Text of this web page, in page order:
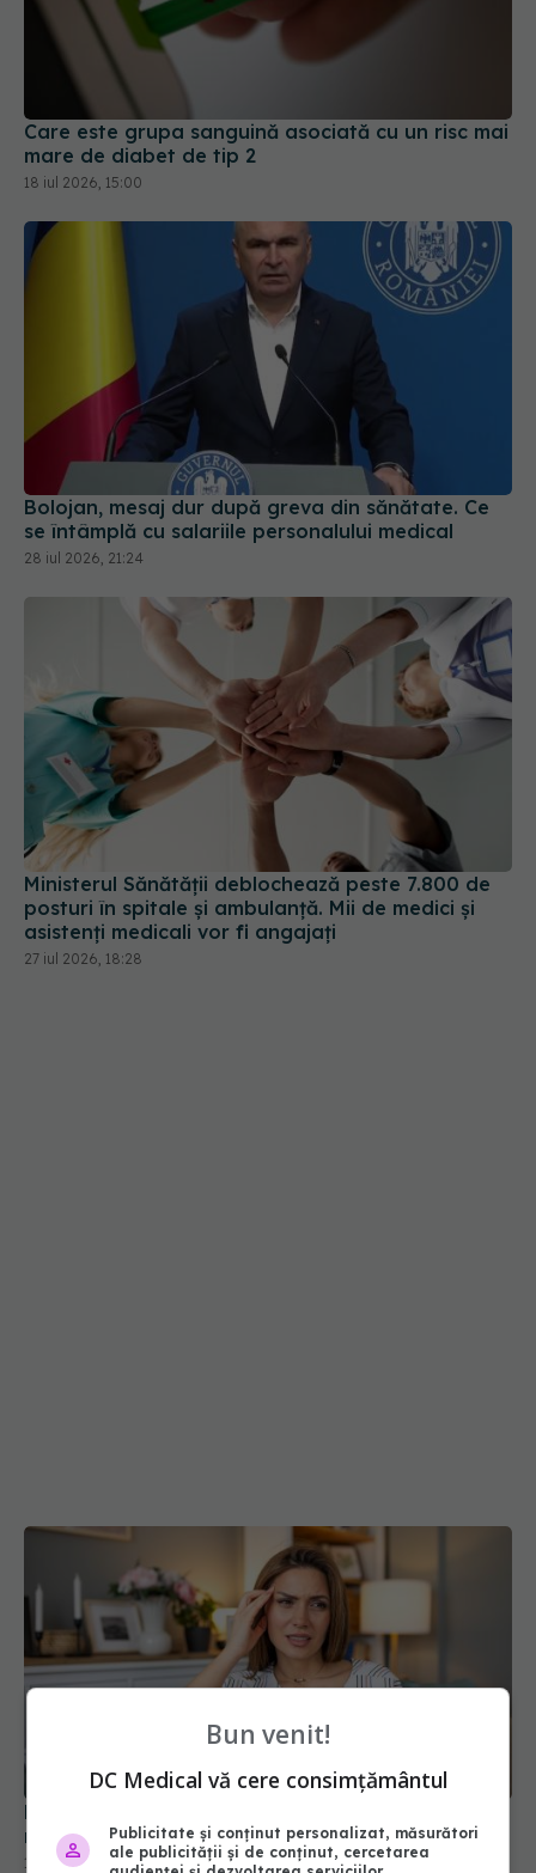
Care este grupa sanguină asociată cu un risc mai
mare de diabet de tip 2
18 iul 2026, 15:00
Bolojan, mesaj dur după greva din sănătate. Ce
se întâmplă cu salariile personalului medical
28 iul 2026, 21:24
Ministerul Sănătății deblochează peste 7.800 de
posturi în spitale și ambulanță. Mii de medici și
asistenți medicali vor fi angajați
27 iul 2026, 18:28
Bei prea puțină apă? Organismul poate reacționa
mai puternic la stres
18 iul 2026, 20:00
Bun venit!
DC Medical vă cere consimțământul
Publicitate și conținut personalizat, măsurători
ale publicității și de conținut, cercetarea